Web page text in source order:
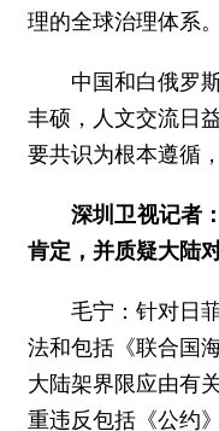
理的全球治理体系
中国和白俄罗
丰硕，人文交流日
要共识为根本遵循
深圳卫视记者
肯定，并质疑大陆
毛宁：针对日
法和包括《联合国
大陆架界限应由有
重违反包括《公约